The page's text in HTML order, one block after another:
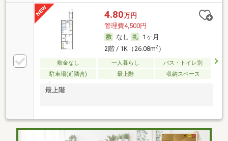
4.80万円
管理費4,500円
なし
1ヶ月
2階 / 1K（26.08m2）
敷金なし 一人暮らし
バス・トイレ別
駐車場(近隣含)
最上階 収納スペース
最上階